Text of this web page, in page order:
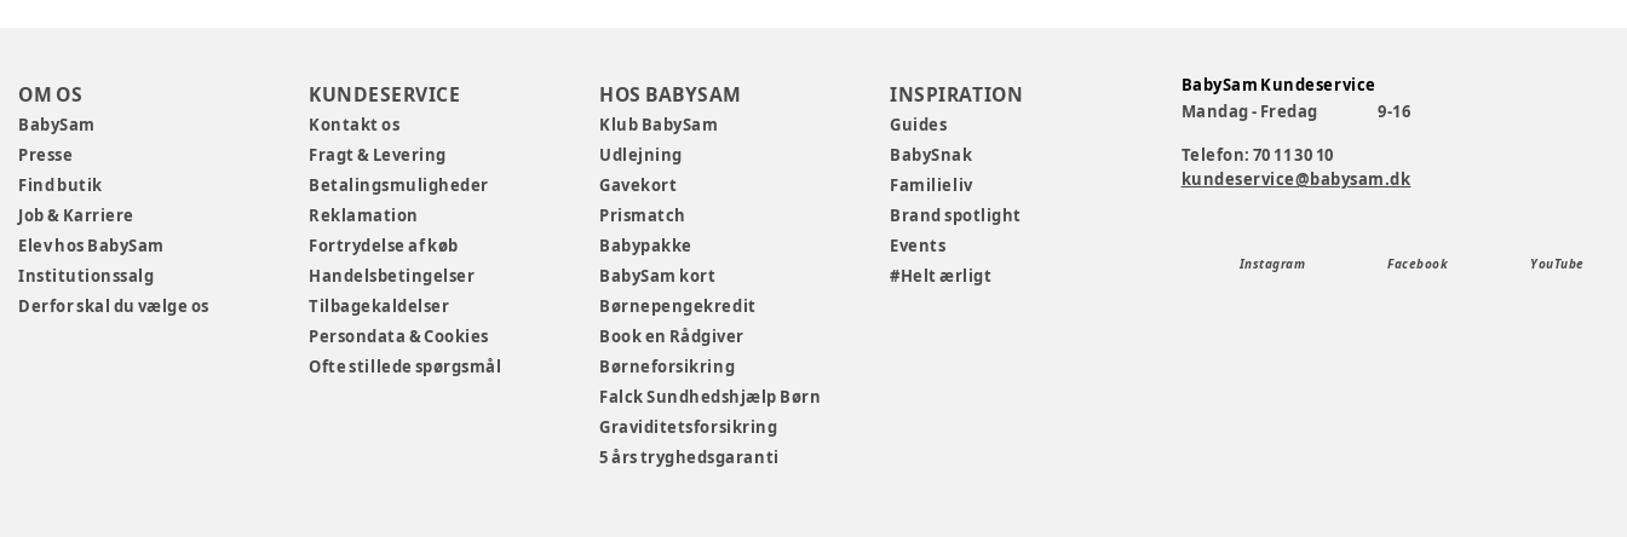
OM OS
BabySam
Presse
Find butik
Job & Karriere
Elev hos BabySam
Institutionssalg
Derfor skal du vælge os
KUNDESERVICE
Kontakt os
Fragt & Levering
Betalingsmuligheder
Reklamation
Fortrydelse af køb
Handelsbetingelser
Tilbagekaldelser
Persondata & Cookies
Ofte stillede spørgsmål
HOS BABYSAM
Klub BabySam
Udlejning
Gavekort
Prismatch
Babypakke
BabySam kort
Børnepengekredit
Book en Rådgiver
Børneforsikring
Falck Sundhedshjælp Børn
Graviditetsforsikring
5 års tryghedsgaranti
INSPIRATION
Guides
BabySnak
Familieliv
Brand spotlight
Events
#Helt ærligt
BabySam Kundeservice
Mandag - Fredag
9-16
Telefon: 70 11 30 10
kundeservice@babysam.dk
Instagram Facebook YouTube